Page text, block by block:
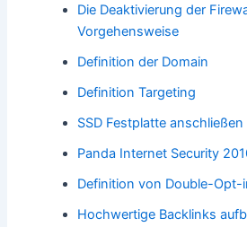
Die Deaktivierung der
Vorgehensweise
Definition der Domain
Definition Targeting
SSD Festplatte
Panda Internet Security
Definition von Double-Opt-
Hochwertige Backlinks